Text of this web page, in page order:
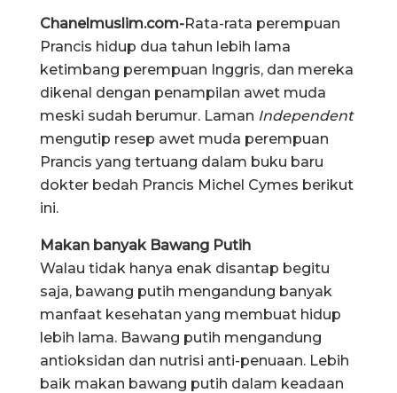
Chanelmuslim.com-Rata-rata perempuan
Prancis hidup dua tahun lebih lama
ketimbang perempuan Inggris, dan mereka
dikenal dengan penampilan awet muda
meski sudah berumur. Laman Independent
mengutip resep awet muda perempuan
Prancis yang tertuang dalam buku baru
dokter bedah Prancis Michel Cymes berikut
ini.
Makan banyak Bawang Putih
Walau tidak hanya enak disantap begitu
saja, bawang putih mengandung banyak
manfaat kesehatan yang membuat hidup
lebih lama. Bawang putih mengandung
antioksidan dan nutrisi anti-penuaan. Lebih
baik makan bawang putih dalam keadaan